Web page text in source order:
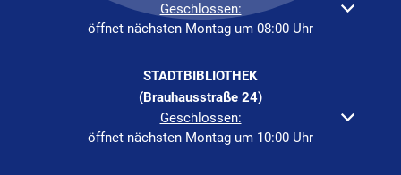
Klicken, um weitere Öffnungs- oder Schließzeiten
Geschlossen:
öffnet nächsten Montag um 08:00 Uhr
STADTBIBLIOTHEK
(Brauhausstraße 24)
Klicken, um weitere Öffnungs- oder Schließzeiten
Geschlossen:
öffnet nächsten Montag um 10:00 Uhr